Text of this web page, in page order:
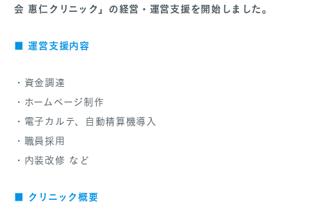
会 惠仁クリニック」の経営・運営支援を開始しました。
■ 運営支援内容
・資金調達
・ホームページ制作
・電子カルテ、自動精算機導入
・職員採用
・内装改修 など
■ クリニック概要